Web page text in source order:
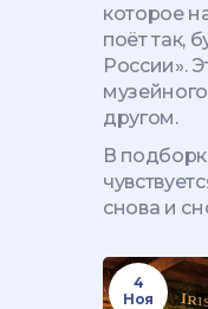
которое
поёт так,
России».
другом.
В
снова и
4
Ноя